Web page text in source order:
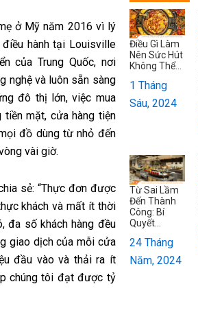
ở Mỹ năm 2016 vì lý
hành tại Louisville
của Trung Quốc, nơi
nghệ và luôn sẵn sàng
đô thị lớn, việc mua
mặt, cửa hàng tiện
đồ dùng từ nhỏ đến
vài giờ.
sẻ: “Thực đơn được
khách và mất ít thời
đa số khách hàng đều
giao dịch của mỗi cửa
đầu vào và thải ra ít
chúng tôi đạt được tỷ
Điều Gì Làm
Nên Sức Hút
Không Thể...
1 Tháng
Sáu, 2024
Từ Sai Lầm
Đến Thành
Công: Bí
Quyết...
24 Tháng
Năm, 2024